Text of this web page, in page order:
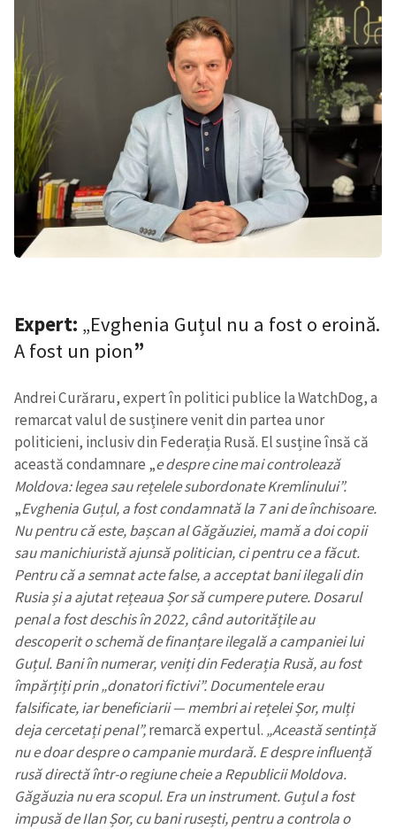
Expert: „Evghenia Guțul nu a fost o eroină.
A fost un pion”
Andrei Curăraru, expert în politici publice la WatchDog, a
remarcat valul de susținere venit din partea unor
politicieni, inclusiv din Federația Rusă. El susține însă că
această condamnare „e despre cine mai controlează
Moldova: legea sau rețelele subordonate Kremlinului”.
„Evghenia Guțul, a fost condamnată la 7 ani de închisoare.
Nu pentru că este, bașcan al Găgăuziei, mamă a doi copii
sau manichiuristă ajunsă politician, ci pentru ce a făcut.
Pentru că a semnat acte false, a acceptat bani ilegali din
Rusia și a ajutat rețeaua Șor să cumpere putere. Dosarul
penal a fost deschis în 2022, când autoritățile au
descoperit o schemă de finanțare ilegală a campaniei lui
Guțul. Bani în numerar, veniți din Federația Rusă, au fost
împărțiți prin „donatori fictivi”. Documentele erau
falsificate, iar beneficiarii — membri ai rețelei Șor, mulți
deja cercetați penal”,remarcă expertul. „Această sentință
nu e doar despre o campanie murdară. E despre influență
rusă directă într-o regiune cheie a Republicii Moldova.
Găgăuzia nu era scopul. Era un instrument. Guțul a fost
impusă de Ilan Șor, cu bani rusești, pentru a controla o